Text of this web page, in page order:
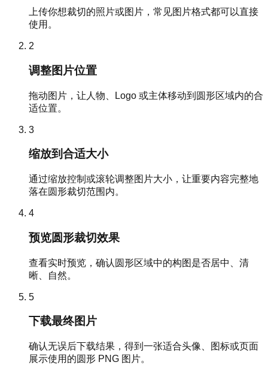
上传你想裁切的照片或图片，常见图片格式都可以直接
使用。
2
调整图片位置
拖动图片，让人物、Logo 或主体移动到圆形区域内的合
适位置。
3
缩放到合适大小
通过缩放控制或滚轮调整图片大小，让重要内容完整地
落在圆形裁切范围内。
4
预览圆形裁切效果
查看实时预览，确认圆形区域中的构图是否居中、清
晰、自然。
5
下载最终图片
确认无误后下载结果，得到一张适合头像、图标或页面
展示使用的圆形 PNG 图片。